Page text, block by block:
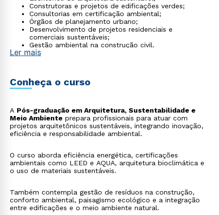
Construtoras e projetos de edificações verdes;
Consultorias em certificação ambiental;
Órgãos de planejamento urbano;
Desenvolvimento de projetos residenciais e
comerciais sustentáveis;
Gestão ambiental na construção civil.
Ler mais
Conheça o curso
A Pós-graduação em Arquitetura, Sustentabilidade e
Meio Ambiente prepara profissionais para atuar com
projetos arquitetônicos sustentáveis, integrando inovação,
eficiência e responsabilidade ambiental.
O curso aborda eficiência energética, certificações
ambientais como LEED e AQUA, arquitetura bioclimática e
o uso de materiais sustentáveis.
Também contempla gestão de resíduos na construção,
conforto ambiental, paisagismo ecológico e a integração
entre edificações e o meio ambiente natural.